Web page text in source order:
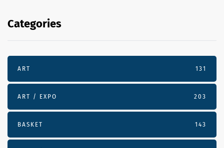
Categories
ART 131
ART / EXPO 203
BASKET 143